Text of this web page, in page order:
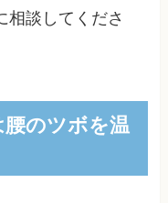
相談してくださ
のツボを温